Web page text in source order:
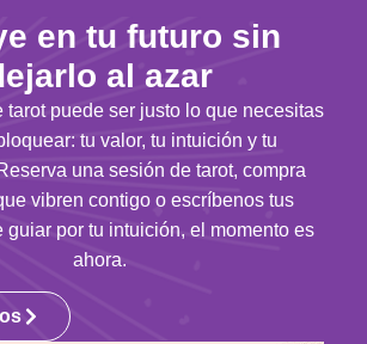
en tu futuro sin
al azar
tarot puede ser justo lo que necesitas
tu valor, tu intuición y tu
una sesión de tarot, compra
vibren contigo o escríbenos tus
guiar por tu intuición, el momento es
ahora.